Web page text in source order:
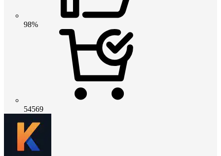
98%
54569